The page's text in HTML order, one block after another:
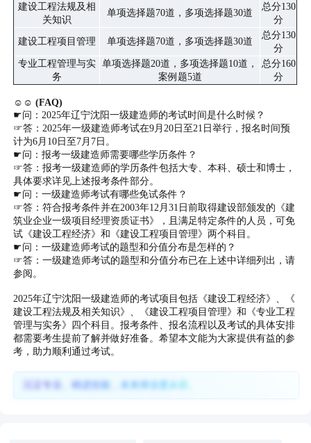
建设工程法规及相
关知识
单项选择题70道，多项选择题30道
总分130
分
建设工程项目管理
单项选择题70道，多项选择题30道
总分130
分
专业工程管理与实
务
单项选择题20道，多项选择题10道，
案例题5道
总分160
分
☺☺ (FAQ)
☛问：2025年辽宁沈阳一级建造师的考试时间是什么时候？
☞答：2025年一级建造师考试在9月20日至21日举行，报名时间预
计为6月10日至7月7日。
☛问：报考一级建造师需要哪些学历条件？
☞答：报考一级建造师的学历条件包括大专、本科、硕士和博士，
具体要求详见上述报考条件部分。
☛问：一级建造师考试有哪些免试条件？
☞答：符合报考条件并在2003年12月31日前取得建设部颁发的《建
筑业企业一级项目经理资质证书》，且满足特定条件的人员，可免
试《建设工程经济》和《建设工程项目管理》两个科目。
☛问：一级建造师考试的题型和分值分布是怎样的？
☞答：一级建造师考试的题型和分值分布已在上述中详细列出，请
参阅。
2025年辽宁沈阳一级建造师的考试项目包括《建设工程经济》、《
建设工程法规及相关知识》、《建设工程项目管理》和《专业工程
管理与实务》四个科目。报考条件、报名流程以及考试的具体安排
都需要考生提前了解并做好准备。希望本文能为大家提供有益的参
考，助力顺利通过考试。
沉淀专业、精进技能，未来择业更从容。